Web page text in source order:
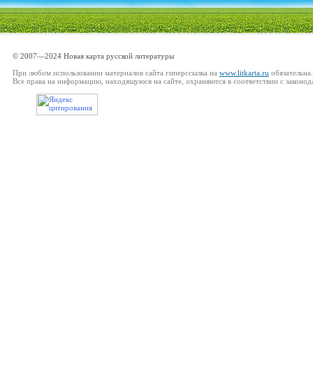
© 2007—2024 Новая карта русской литературы
При любом использовании материалов сайта гиперссылка на www.litkarta.ru обязательна.
Все права на информацию, находящуюся на сайте, охраняются в соответствии с